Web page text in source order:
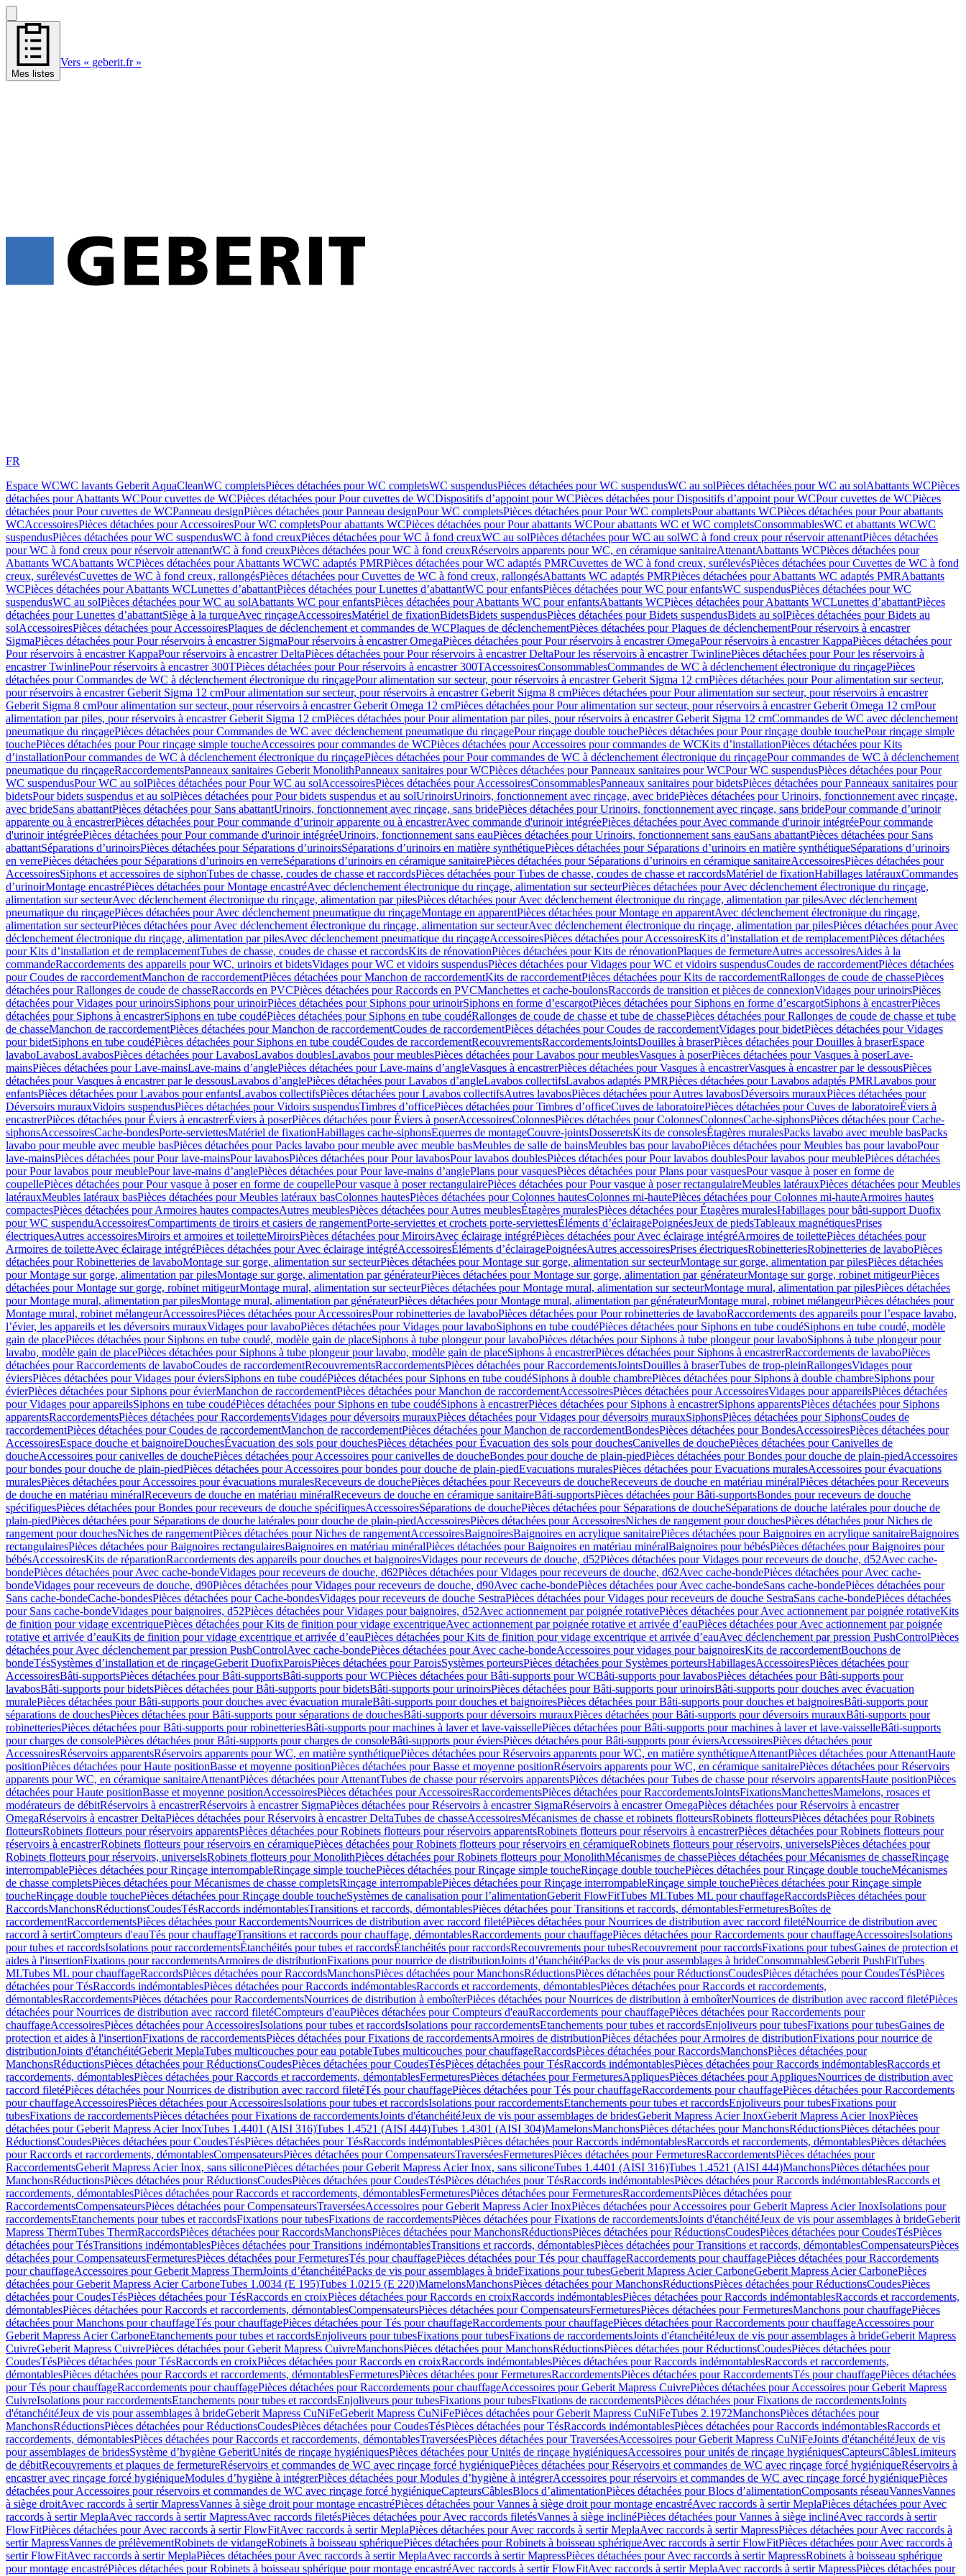
Mes listes
Vers « geberit.fr »
FR
Espace WCWC lavants Geberit AquaCleanWC completsPièces détachées pour WC completsWC suspendusPièces détachées pour WC suspendusWC au solPièces détachées pour WC au solAbattants WCPièces
détachées pour Abattants WCPour cuvettes de WCPièces détachées pour Pour cuvettes de WCDispositifs d’appoint pour WCPièces détachées pour Dispositifs d’appoint pour WCPour cuvettes de WCPièces
détachées pour Pour cuvettes de WCPanneau designPièces détachées pour Panneau designPour WC completsPièces détachées pour Pour WC completsPour abattants WCPièces détachées pour Pour abattants
WCAccessoiresPièces détachées pour AccessoiresPour WC completsPour abattants WCPièces détachées pour Pour abattants WCPour abattants WC et WC completsConsommablesWC et abattants WCWC
suspendusPièces détachées pour WC suspendusWC à fond creuxPièces détachées pour WC à fond creuxWC au solPièces détachées pour WC au solWC à fond creux pour réservoir attenantPièces détachées
pour WC à fond creux pour réservoir attenantWC à fond creuxPièces détachées pour WC à fond creuxRéservoirs apparents pour WC, en céramique sanitaireAttenantAbattants WCPièces détachées pour
Abattants WCAbattants WCPièces détachées pour Abattants WCWC adaptés PMRPièces détachées pour WC adaptés PMRCuvettes de WC à fond creux, surélevésPièces détachées pour Cuvettes de WC à fond
creux, surélevésCuvettes de WC à fond creux, rallongésPièces détachées pour Cuvettes de WC à fond creux, rallongésAbattants WC adaptés PMRPièces détachées pour Abattants WC adaptés PMRAbattants
WCPièces détachées pour Abattants WCLunettes d’abattantPièces détachées pour Lunettes d’abattantWC pour enfantsPièces détachées pour WC pour enfantsWC suspendusPièces détachées pour WC
suspendusWC au solPièces détachées pour WC au solAbattants WC pour enfantsPièces détachées pour Abattants WC pour enfantsAbattants WCPièces détachées pour Abattants WCLunettes d’abattantPièces
détachées pour Lunettes d’abattantSiège à la turqueAvec rinçageAccessoiresMatériel de fixationBidetsBidets suspendusPièces détachées pour Bidets suspendusBidets au solPièces détachées pour Bidets au
solAccessoiresPièces détachées pour AccessoiresPlaques de déclenchement et commandes de WCPlaques de déclenchementPièces détachées pour Plaques de déclenchementPour réservoirs à encastrer
SigmaPièces détachées pour Pour réservoirs à encastrer SigmaPour réservoirs à encastrer OmegaPièces détachées pour Pour réservoirs à encastrer OmegaPour réservoirs à encastrer KappaPièces détachées pour
Pour réservoirs à encastrer KappaPour réservoirs à encastrer DeltaPièces détachées pour Pour réservoirs à encastrer DeltaPour les réservoirs à encastrer TwinlinePièces détachées pour Pour les réservoirs à
encastrer TwinlinePour réservoirs à encastrer 300TPièces détachées pour Pour réservoirs à encastrer 300TAccessoiresConsommablesCommandes de WC à déclenchement électronique du rinçagePièces
détachées pour Commandes de WC à déclenchement électronique du rinçagePour alimentation sur secteur, pour réservoirs à encastrer Geberit Sigma 12 cmPièces détachées pour Pour alimentation sur secteur,
pour réservoirs à encastrer Geberit Sigma 12 cmPour alimentation sur secteur, pour réservoirs à encastrer Geberit Sigma 8 cmPièces détachées pour Pour alimentation sur secteur, pour réservoirs à encastrer
Geberit Sigma 8 cmPour alimentation sur secteur, pour réservoirs à encastrer Geberit Omega 12 cmPièces détachées pour Pour alimentation sur secteur, pour réservoirs à encastrer Geberit Omega 12 cmPour
alimentation par piles, pour réservoirs à encastrer Geberit Sigma 12 cmPièces détachées pour Pour alimentation par piles, pour réservoirs à encastrer Geberit Sigma 12 cmCommandes de WC avec déclenchement
pneumatique du rinçagePièces détachées pour Commandes de WC avec déclenchement pneumatique du rinçagePour rinçage double touchePièces détachées pour Pour rinçage double touchePour rinçage simple
touchePièces détachées pour Pour rinçage simple toucheAccessoires pour commandes de WCPièces détachées pour Accessoires pour commandes de WCKits d’installationPièces détachées pour Kits
d’installationPour commandes de WC à déclenchement électronique du rinçagePièces détachées pour Pour commandes de WC à déclenchement électronique du rinçagePour commandes de WC à déclenchement
pneumatique du rinçageRaccordementsPanneaux sanitaires Geberit MonolithPanneaux sanitaires pour WCPièces détachées pour Panneaux sanitaires pour WCPour WC suspendusPièces détachées pour Pour
WC suspendusPour WC au solPièces détachées pour Pour WC au solAccessoiresPièces détachées pour AccessoiresConsommablesPanneaux sanitaires pour bidetsPièces détachées pour Panneaux sanitaires pour
bidetsPour bidets suspendus et au solPièces détachées pour Pour bidets suspendus et au solUrinoirsUrinoirs, fonctionnement avec rinçage, avec bridePièces détachées pour Urinoirs, fonctionnement avec rinçage,
avec brideSans abattantPièces détachées pour Sans abattantUrinoirs, fonctionnement avec rinçage, sans bridePièces détachées pour Urinoirs, fonctionnement avec rinçage, sans bridePour commande d’urinoir
apparente ou à encastrerPièces détachées pour Pour commande d’urinoir apparente ou à encastrerAvec commande d'urinoir intégréePièces détachées pour Avec commande d'urinoir intégréePour commande
d'urinoir intégréePièces détachées pour Pour commande d'urinoir intégréeUrinoirs, fonctionnement sans eauPièces détachées pour Urinoirs, fonctionnement sans eauSans abattantPièces détachées pour Sans
abattantSéparations d’urinoirsPièces détachées pour Séparations d’urinoirsSéparations d’urinoirs en matière synthétiquePièces détachées pour Séparations d’urinoirs en matière synthétiqueSéparations d’urinoirs
en verrePièces détachées pour Séparations d’urinoirs en verreSéparations d’urinoirs en céramique sanitairePièces détachées pour Séparations d’urinoirs en céramique sanitaireAccessoiresPièces détachées pour
AccessoiresSiphons et accessoires de siphonTubes de chasse, coudes de chasse et raccordsPièces détachées pour Tubes de chasse, coudes de chasse et raccordsMatériel de fixationHabillages latérauxCommandes
dʼurinoirMontage encastréPièces détachées pour Montage encastréAvec déclenchement électronique du rinçage, alimentation sur secteurPièces détachées pour Avec déclenchement électronique du rinçage,
alimentation sur secteurAvec déclenchement électronique du rinçage, alimentation par pilesPièces détachées pour Avec déclenchement électronique du rinçage, alimentation par pilesAvec déclenchement
pneumatique du rinçagePièces détachées pour Avec déclenchement pneumatique du rinçageMontage en apparentPièces détachées pour Montage en apparentAvec déclenchement électronique du rinçage,
alimentation sur secteurPièces détachées pour Avec déclenchement électronique du rinçage, alimentation sur secteurAvec déclenchement électronique du rinçage, alimentation par pilesPièces détachées pour Avec
déclenchement électronique du rinçage, alimentation par pilesAvec déclenchement pneumatique du rinçageAccessoiresPièces détachées pour AccessoiresKits d’installation et de remplacementPièces détachées
pour Kits d’installation et de remplacementTubes de chasse, coudes de chasse et raccordsKits de rénovationPièces détachées pour Kits de rénovationPlaques de fermetureAutres accessoiresAides à la
commandeRaccordements des appareils pour WC, urinoirs et bidetsVidages pour WC et vidoirs suspendusPièces détachées pour Vidages pour WC et vidoirs suspendusCoudes de raccordementPièces détachées
pour Coudes de raccordementManchon de raccordementPièces détachées pour Manchon de raccordementKits de raccordementPièces détachées pour Kits de raccordementRallonges de coude de chassePièces
détachées pour Rallonges de coude de chasseRaccords en PVCPièces détachées pour Raccords en PVCManchettes et cache-boulonsRaccords de transition et pièces de connexionVidages pour urinoirsPièces
détachées pour Vidages pour urinoirsSiphons pour urinoirPièces détachées pour Siphons pour urinoirSiphons en forme d’escargotPièces détachées pour Siphons en forme d’escargotSiphons à encastrerPièces
détachées pour Siphons à encastrerSiphons en tube coudéPièces détachées pour Siphons en tube coudéRallonges de coude de chasse et tube de chassePièces détachées pour Rallonges de coude de chasse et tube
de chasseManchon de raccordementPièces détachées pour Manchon de raccordementCoudes de raccordementPièces détachées pour Coudes de raccordementVidages pour bidetPièces détachées pour Vidages
pour bidetSiphons en tube coudéPièces détachées pour Siphons en tube coudéCoudes de raccordementRecouvrementsRaccordementsJointsDouilles à braserPièces détachées pour Douilles à braserEspace
lavaboLavabosLavabosPièces détachées pour LavabosLavabos doublesLavabos pour meublesPièces détachées pour Lavabos pour meublesVasques à poserPièces détachées pour Vasques à poserLave-
mainsPièces détachées pour Lave-mainsLave-mains d’anglePièces détachées pour Lave-mains d’angleVasques à encastrerPièces détachées pour Vasques à encastrerVasques à encastrer par le dessousPièces
détachées pour Vasques à encastrer par le dessousLavabos d’anglePièces détachées pour Lavabos d’angleLavabos collectifsLavabos adaptés PMRPièces détachées pour Lavabos adaptés PMRLavabos pour
enfantsPièces détachées pour Lavabos pour enfantsLavabos collectifsPièces détachées pour Lavabos collectifsAutres lavabosPièces détachées pour Autres lavabosDéversoirs murauxPièces détachées pour
Déversoirs murauxVidoirs suspendusPièces détachées pour Vidoirs suspendusTimbres dʼofficePièces détachées pour Timbres dʼofficeCuves de laboratoirePièces détachées pour Cuves de laboratoireÉviers à
encastrerPièces détachées pour Éviers à encastrerÉviers à poserPièces détachées pour Éviers à poserAccessoiresColonnesPièces détachées pour ColonnesColonnesCache-siphonsPièces détachées pour Cache-
siphonsAccessoiresCache-bondesPorte-serviettesMatériel de fixationHabillages cache-siphonsEquerres de montageCouvre-jointsDosseretsKits de consolesÉtagères muralesPacks lavabo avec meuble basPacks
lavabo pour meuble avec meuble basPièces détachées pour Packs lavabo pour meuble avec meuble basMeubles de salle de bainsMeubles bas pour lavaboPièces détachées pour Meubles bas pour lavaboPour
lave-mainsPièces détachées pour Pour lave-mainsPour lavabosPièces détachées pour Pour lavabosPour lavabos doublesPièces détachées pour Pour lavabos doublesPour lavabos pour meublePièces détachées
pour Pour lavabos pour meublePour lave-mains d’anglePièces détachées pour Pour lave-mains d’anglePlans pour vasquesPièces détachées pour Plans pour vasquesPour vasque à poser en forme de
coupellePièces détachées pour Pour vasque à poser en forme de coupellePour vasque à poser rectangulairePièces détachées pour Pour vasque à poser rectangulaireMeubles latérauxPièces détachées pour Meubles
latérauxMeubles latéraux basPièces détachées pour Meubles latéraux basColonnes hautesPièces détachées pour Colonnes hautesColonnes mi-hautePièces détachées pour Colonnes mi-hauteArmoires hautes
compactesPièces détachées pour Armoires hautes compactesAutres meublesPièces détachées pour Autres meublesÉtagères muralesPièces détachées pour Étagères muralesHabillages pour bâti-support Duofix
pour WC suspenduAccessoiresCompartiments de tiroirs et casiers de rangementPorte-serviettes et crochets porte-serviettesÉléments d’éclairagePoignéesJeux de piedsTableaux magnétiquesPrises
électriquesAutres accessoiresMiroirs et armoires et toiletteMiroirsPièces détachées pour MiroirsAvec éclairage intégréPièces détachées pour Avec éclairage intégréArmoires de toilettePièces détachées pour
Armoires de toiletteAvec éclairage intégréPièces détachées pour Avec éclairage intégréAccessoiresÉléments d’éclairagePoignéesAutres accessoiresPrises électriquesRobinetteriesRobinetteries de lavaboPièces
détachées pour Robinetteries de lavaboMontage sur gorge, alimentation sur secteurPièces détachées pour Montage sur gorge, alimentation sur secteurMontage sur gorge, alimentation par pilesPièces détachées
pour Montage sur gorge, alimentation par pilesMontage sur gorge, alimentation par générateurPièces détachées pour Montage sur gorge, alimentation par générateurMontage sur gorge, robinet mitigeurPièces
détachées pour Montage sur gorge, robinet mitigeurMontage mural, alimentation sur secteurPièces détachées pour Montage mural, alimentation sur secteurMontage mural, alimentation par pilesPièces détachées
pour Montage mural, alimentation par pilesMontage mural, alimentation par générateurPièces détachées pour Montage mural, alimentation par générateurMontage mural, robinet mélangeurPièces détachées pour
Montage mural, robinet mélangeurAccessoiresPièces détachées pour AccessoiresPour robinetteries de lavaboPièces détachées pour Pour robinetteries de lavaboRaccordements des appareils pour l’espace lavabo,
l’évier, les appareils et les déversoirs murauxVidages pour lavaboPièces détachées pour Vidages pour lavaboSiphons en tube coudéPièces détachées pour Siphons en tube coudéSiphons en tube coudé, modèle
gain de placePièces détachées pour Siphons en tube coudé, modèle gain de placeSiphons à tube plongeur pour lavaboPièces détachées pour Siphons à tube plongeur pour lavaboSiphons à tube plongeur pour
lavabo, modèle gain de placePièces détachées pour Siphons à tube plongeur pour lavabo, modèle gain de placeSiphons à encastrerPièces détachées pour Siphons à encastrerRaccordements de lavaboPièces
détachées pour Raccordements de lavaboCoudes de raccordementRecouvrementsRaccordementsPièces détachées pour RaccordementsJointsDouilles à braserTubes de trop-pleinRallongesVidages pour
éviersPièces détachées pour Vidages pour éviersSiphons en tube coudéPièces détachées pour Siphons en tube coudéSiphons à double chambrePièces détachées pour Siphons à double chambreSiphons pour
évierPièces détachées pour Siphons pour évierManchon de raccordementPièces détachées pour Manchon de raccordementAccessoiresPièces détachées pour AccessoiresVidages pour appareilsPièces détachées
pour Vidages pour appareilsSiphons en tube coudéPièces détachées pour Siphons en tube coudéSiphons à encastrerPièces détachées pour Siphons à encastrerSiphons apparentsPièces détachées pour Siphons
apparentsRaccordementsPièces détachées pour RaccordementsVidages pour déversoirs murauxPièces détachées pour Vidages pour déversoirs murauxSiphonsPièces détachées pour SiphonsCoudes de
raccordementPièces détachées pour Coudes de raccordementManchon de raccordementPièces détachées pour Manchon de raccordementBondesPièces détachées pour BondesAccessoiresPièces détachées pour
AccessoiresEspace douche et baignoireDouchesÉvacuation des sols pour douchesPièces détachées pour Évacuation des sols pour douchesCanivelles de douchePièces détachées pour Canivelles de
doucheAccessoires pour canivelles de douchePièces détachées pour Accessoires pour canivelles de doucheBondes pour douche de plain-piedPièces détachées pour Bondes pour douche de plain-piedAccessoires
pour bondes pour douche de plain-piedPièces détachées pour Accessoires pour bondes pour douche de plain-piedEvacuations muralesPièces détachées pour Evacuations muralesAccessoires pour évacuations
muralesPièces détachées pour Accessoires pour évacuations muralesReceveurs de douchePièces détachées pour Receveurs de doucheReceveurs de douche en matériau minéralPièces détachées pour Receveurs
de douche en matériau minéralReceveurs de douche en matériau minéralReceveurs de douche en céramique sanitaireBâti-supportsPièces détachées pour Bâti-supportsBondes pour receveurs de douche
spécifiquesPièces détachées pour Bondes pour receveurs de douche spécifiquesAccessoiresSéparations de douchePièces détachées pour Séparations de doucheSéparations de douche latérales pour douche de
plain-piedPièces détachées pour Séparations de douche latérales pour douche de plain-piedAccessoiresPièces détachées pour AccessoiresNiches de rangement pour douchesPièces détachées pour Niches de
rangement pour douchesNiches de rangementPièces détachées pour Niches de rangementAccessoiresBaignoiresBaignoires en acrylique sanitairePièces détachées pour Baignoires en acrylique sanitaireBaignoires
rectangulairesPièces détachées pour Baignoires rectangulairesBaignoires en matériau minéralPièces détachées pour Baignoires en matériau minéralBaignoires pour bébésPièces détachées pour Baignoires pour
bébésAccessoiresKits de réparationRaccordements des appareils pour douches et baignoiresVidages pour receveurs de douche, d52Pièces détachées pour Vidages pour receveurs de douche, d52Avec cache-
bondePièces détachées pour Avec cache-bondeVidages pour receveurs de douche, d62Pièces détachées pour Vidages pour receveurs de douche, d62Avec cache-bondePièces détachées pour Avec cache-
bondeVidages pour receveurs de douche, d90Pièces détachées pour Vidages pour receveurs de douche, d90Avec cache-bondePièces détachées pour Avec cache-bondeSans cache-bondePièces détachées pour
Sans cache-bondeCache-bondesPièces détachées pour Cache-bondesVidages pour receveurs de douche SestraPièces détachées pour Vidages pour receveurs de douche SestraSans cache-bondePièces détachées
pour Sans cache-bondeVidages pour baignoires, d52Pièces détachées pour Vidages pour baignoires, d52Avec actionnement par poignée rotativePièces détachées pour Avec actionnement par poignée rotativeKits
de finition pour vidage excentriquePièces détachées pour Kits de finition pour vidage excentriqueAvec actionnement par poignée rotative et arrivée d’eauPièces détachées pour Avec actionnement par poignée
rotative et arrivée d’eauKits de finition pour vidage excentrique et arrivée d’eauPièces détachées pour Kits de finition pour vidage excentrique et arrivée d’eauAvec déclenchement par pression PushControlPièces
détachées pour Avec déclenchement par pression PushControlAvec cache-bondePièces détachées pour Avec cache-bondeAccessoires pour vidages pour baignoiresKits de raccordementBouchons de
bondeTésSystèmes d’installation et de rinçageGeberit DuofixParoisPièces détachées pour ParoisSystèmes porteursPièces détachées pour Systèmes porteursHabillagesAccessoiresPièces détachées pour
AccessoiresBâti-supportsPièces détachées pour Bâti-supportsBâti-supports pour WCPièces détachées pour Bâti-supports pour WCBâti-supports pour lavabosPièces détachées pour Bâti-supports pour
lavabosBâti-supports pour bidetsPièces détachées pour Bâti-supports pour bidetsBâti-supports pour urinoirsPièces détachées pour Bâti-supports pour urinoirsBâti-supports pour douches avec évacuation
muralePièces détachées pour Bâti-supports pour douches avec évacuation muraleBâti-supports pour douches et baignoiresPièces détachées pour Bâti-supports pour douches et baignoiresBâti-supports pour
séparations de douchesPièces détachées pour Bâti-supports pour séparations de douchesBâti-supports pour déversoirs murauxPièces détachées pour Bâti-supports pour déversoirs murauxBâti-supports pour
robinetteriesPièces détachées pour Bâti-supports pour robinetteriesBâti-supports pour machines à laver et lave-vaissellePièces détachées pour Bâti-supports pour machines à laver et lave-vaisselleBâti-supports
pour charges de consolePièces détachées pour Bâti-supports pour charges de consoleBâti-supports pour éviersPièces détachées pour Bâti-supports pour éviersAccessoiresPièces détachées pour
AccessoiresRéservoirs apparentsRéservoirs apparents pour WC, en matière synthétiquePièces détachées pour Réservoirs apparents pour WC, en matière synthétiqueAttenantPièces détachées pour AttenantHaute
positionPièces détachées pour Haute positionBasse et moyenne positionPièces détachées pour Basse et moyenne positionRéservoirs apparents pour WC, en céramique sanitairePièces détachées pour Réservoirs
apparents pour WC, en céramique sanitaireAttenantPièces détachées pour AttenantTubes de chasse pour réservoirs apparentsPièces détachées pour Tubes de chasse pour réservoirs apparentsHaute positionPièces
détachées pour Haute positionBasse et moyenne positionAccessoiresPièces détachées pour AccessoiresRaccordementsPièces détachées pour RaccordementsJointsFixationsManchettesMamelons, rosaces et
modérateurs de débitRéservoirs à encastrerRéservoirs à encastrer SigmaPièces détachées pour Réservoirs à encastrer SigmaRéservoirs à encastrer OmegaPièces détachées pour Réservoirs à encastrer
OmegaRéservoirs à encastrer DeltaPièces détachées pour Réservoirs à encastrer DeltaTubes de chasseAccessoiresMécanismes de chasse et robinets flotteursRobinets flotteursPièces détachées pour Robinets
flotteursRobinets flotteurs pour réservoirs apparentsPièces détachées pour Robinets flotteurs pour réservoirs apparentsRobinets flotteurs pour réservoirs à encastrerPièces détachées pour Robinets flotteurs pour
réservoirs à encastrerRobinets flotteurs pour réservoirs en céramiquePièces détachées pour Robinets flotteurs pour réservoirs en céramiqueRobinets flotteurs pour réservoirs, universelsPièces détachées pour
Robinets flotteurs pour réservoirs, universelsRobinets flotteurs pour MonolithPièces détachées pour Robinets flotteurs pour MonolithMécanismes de chassePièces détachées pour Mécanismes de chasseRinçage
interrompablePièces détachées pour Rinçage interrompableRinçage simple touchePièces détachées pour Rinçage simple toucheRinçage double touchePièces détachées pour Rinçage double toucheMécanismes
de chasse completsPièces détachées pour Mécanismes de chasse completsRinçage interrompablePièces détachées pour Rinçage interrompableRinçage simple touchePièces détachées pour Rinçage simple
toucheRinçage double touchePièces détachées pour Rinçage double toucheSystèmes de canalisation pour l’alimentationGeberit FlowFitTubes MLTubes ML pour chauffageRaccordsPièces détachées pour
RaccordsManchonsRéductionsCoudesTésRaccords indémontablesTransitions et raccords, démontablesPièces détachées pour Transitions et raccords, démontablesFermeturesBoîtes de
raccordementRaccordementsPièces détachées pour RaccordementsNourrices de distribution avec raccord filetéPièces détachées pour Nourrices de distribution avec raccord filetéNourrice de distribution avec
raccord à sertirCompteurs d'eauTés pour chauffageTransitions et raccords pour chauffage, démontablesRaccordements pour chauffagePièces détachées pour Raccordements pour chauffageAccessoiresIsolations
pour tubes et raccordsIsolations pour raccordementsÉtanchéités pour tubes et raccordsÉtanchéités pour raccordsRecouvrements pour tubesRecouvrement pour raccordsFixations pour tubesGaines de protection et
aides à l'insertionFixations pour raccordementsArmoires de distributionFixations pour nourrice de distributionJoints d’étanchéitéPacks de vis pour assemblages à brideConsommablesGeberit PushFitTubes
MLTubes ML pour chauffageRaccordsPièces détachées pour RaccordsManchonsPièces détachées pour ManchonsRéductionsPièces détachées pour RéductionsCoudesPièces détachées pour CoudesTésPièces
détachées pour TésRaccords indémontablesPièces détachées pour Raccords indémontablesRaccords et raccordements, démontablesPièces détachées pour Raccords et raccordements,
démontablesRaccordementsPièces détachées pour RaccordementsNourrices de distribution à emboîterPièces détachées pour Nourrices de distribution à emboîterNourrices de distribution avec raccord filetéPièces
détachées pour Nourrices de distribution avec raccord filetéCompteurs d'eauPièces détachées pour Compteurs d'eauRaccordements pour chauffagePièces détachées pour Raccordements pour
chauffageAccessoiresPièces détachées pour AccessoiresIsolations pour tubes et raccordsIsolations pour raccordementsEtanchements pour tubes et raccordsEnjoliveurs pour tubesFixations pour tubesGaines de
protection et aides à l'insertionFixations de raccordementsPièces détachées pour Fixations de raccordementsArmoires de distributionPièces détachées pour Armoires de distributionFixations pour nourrice de
distributionJoints d'étanchéitéGeberit MeplaTubes multicouches pour eau potableTubes multicouches pour chauffageRaccordsPièces détachées pour RaccordsManchonsPièces détachées pour
ManchonsRéductionsPièces détachées pour RéductionsCoudesPièces détachées pour CoudesTésPièces détachées pour TésRaccords indémontablesPièces détachées pour Raccords indémontablesRaccords et
raccordements, démontablesPièces détachées pour Raccords et raccordements, démontablesFermeturesPièces détachées pour FermeturesAppliquesPièces détachées pour AppliquesNourrices de distribution avec
raccord filetéPièces détachées pour Nourrices de distribution avec raccord filetéTés pour chauffagePièces détachées pour Tés pour chauffageRaccordements pour chauffagePièces détachées pour Raccordements
pour chauffageAccessoiresPièces détachées pour AccessoiresIsolations pour tubes et raccordsIsolations pour raccordementsEtanchements pour tubes et raccordsEnjoliveurs pour tubesFixations pour
tubesFixations de raccordementsPièces détachées pour Fixations de raccordementsJoints d'étanchéitéJeux de vis pour assemblages de bridesGeberit Mapress Acier InoxGeberit Mapress Acier InoxPièces
détachées pour Geberit Mapress Acier InoxTubes 1.4401 (AISI 316)Tubes 1.4521 (AISI 444)Tubes 1.4301 (AISI 304)MamelonsManchonsPièces détachées pour ManchonsRéductionsPièces détachées pour
RéductionsCoudesPièces détachées pour CoudesTésPièces détachées pour TésRaccords indémontablesPièces détachées pour Raccords indémontablesRaccords et raccordements, démontablesPièces détachées
pour Raccords et raccordements, démontablesCompensateursPièces détachées pour CompensateursTraverséesFermeturesPièces détachées pour FermeturesRaccordementsPièces détachées pour
RaccordementsGeberit Mapress Acier Inox, sans siliconePièces détachées pour Geberit Mapress Acier Inox, sans siliconeTubes 1.4401 (AISI 316)Tubes 1.4521 (AISI 444)ManchonsPièces détachées pour
ManchonsRéductionsPièces détachées pour RéductionsCoudesPièces détachées pour CoudesTésPièces détachées pour TésRaccords indémontablesPièces détachées pour Raccords indémontablesRaccords et
raccordements, démontablesPièces détachées pour Raccords et raccordements, démontablesFermeturesPièces détachées pour FermeturesRaccordementsPièces détachées pour
RaccordementsCompensateursPièces détachées pour CompensateursTraverséesAccessoires pour Geberit Mapress Acier InoxPièces détachées pour Accessoires pour Geberit Mapress Acier InoxIsolations pour
raccordementsEtanchements pour tubes et raccordsFixations pour tubesFixations de raccordementsPièces détachées pour Fixations de raccordementsJoints d'étanchéitéJeux de vis pour assemblages à brideGeberit
Mapress ThermTubes ThermRaccordsPièces détachées pour RaccordsManchonsPièces détachées pour ManchonsRéductionsPièces détachées pour RéductionsCoudesPièces détachées pour CoudesTésPièces
détachées pour TésTransitions indémontablesPièces détachées pour Transitions indémontablesTransitions et raccords, démontablesPièces détachées pour Transitions et raccords, démontablesCompensateursPièces
détachées pour CompensateursFermeturesPièces détachées pour FermeturesTés pour chauffagePièces détachées pour Tés pour chauffageRaccordements pour chauffagePièces détachées pour Raccordements
pour chauffageAccessoires pour Geberit Mapress ThermJoints d’étanchéitéPacks de vis pour assemblages à brideFixations pour tubesGeberit Mapress Acier CarboneGeberit Mapress Acier CarbonePièces
détachées pour Geberit Mapress Acier CarboneTubes 1.0034 (E 195)Tubes 1.0215 (E 220)MamelonsManchonsPièces détachées pour ManchonsRéductionsPièces détachées pour RéductionsCoudesPièces
détachées pour CoudesTésPièces détachées pour TésRaccords en croixPièces détachées pour Raccords en croixRaccords indémontablesPièces détachées pour Raccords indémontablesRaccords et raccordements,
démontablesPièces détachées pour Raccords et raccordements, démontablesCompensateursPièces détachées pour CompensateursFermeturesPièces détachées pour FermeturesManchons pour chauffagePièces
détachées pour Manchons pour chauffageTés pour chauffagePièces détachées pour Tés pour chauffageRaccordements pour chauffagePièces détachées pour Raccordements pour chauffageAccessoires pour
Geberit Mapress Acier CarboneEtanchements pour tubes et raccordsEnjoliveurs pour tubesFixations pour tubesFixations de raccordementsJoints d'étanchéitéJeux de vis pour assemblages à brideGeberit Mapress
CuivreGeberit Mapress CuivrePièces détachées pour Geberit Mapress CuivreManchonsPièces détachées pour ManchonsRéductionsPièces détachées pour RéductionsCoudesPièces détachées pour
CoudesTésPièces détachées pour TésRaccords en croixPièces détachées pour Raccords en croixRaccords indémontablesPièces détachées pour Raccords indémontablesRaccords et raccordements,
démontablesPièces détachées pour Raccords et raccordements, démontablesFermeturesPièces détachées pour FermeturesRaccordementsPièces détachées pour RaccordementsTés pour chauffagePièces détachées
pour Tés pour chauffageRaccordements pour chauffagePièces détachées pour Raccordements pour chauffageAccessoires pour Geberit Mapress CuivrePièces détachées pour Accessoires pour Geberit Mapress
CuivreIsolations pour raccordementsEtanchements pour tubes et raccordsEnjoliveurs pour tubesFixations pour tubesFixations de raccordementsPièces détachées pour Fixations de raccordementsJoints
d'étanchéitéJeux de vis pour assemblages à brideGeberit Mapress CuNiFeGeberit Mapress CuNiFePièces détachées pour Geberit Mapress CuNiFeTubes 2.1972ManchonsPièces détachées pour
ManchonsRéductionsPièces détachées pour RéductionsCoudesPièces détachées pour CoudesTésPièces détachées pour TésRaccords indémontablesPièces détachées pour Raccords indémontablesRaccords et
raccordements, démontablesPièces détachées pour Raccords et raccordements, démontablesTraverséesPièces détachées pour TraverséesAccessoires pour Geberit Mapress CuNiFeJoints d'étanchéitéJeux de vis
pour assemblages de bridesSystème d’hygiène GeberitUnités de rinçage hygiéniquesPièces détachées pour Unités de rinçage hygiéniquesAccessoires pour unités de rinçage hygiéniquesCapteursCâblesLimiteurs
de débitRecouvrements et plaques de fermetureRéservoirs et commandes de WC avec rinçage forcé hygiéniquePièces détachées pour Réservoirs et commandes de WC avec rinçage forcé hygiéniqueRéservoirs à
encastrer avec rinçage forcé hygiéniqueModules d’hygiène à intégrerPièces détachées pour Modules d’hygiène à intégrerAccessoires pour réservoirs et commandes de WC avec rinçage forcé hygiéniquePièces
détachées pour Accessoires pour réservoirs et commandes de WC avec rinçage forcé hygiéniqueCapteursCâblesBlocs d’alimentationPièces détachées pour Blocs d’alimentationComposants réseauVannesVannes
à siège droitAvec raccords à sertir MapressVannes à siège droit pour montage encastréPièces détachées pour Vannes à siège droit pour montage encastréAvec raccords à sertir MeplaPièces détachées pour Avec
raccords à sertir MeplaAvec raccords à sertir MapressAvec raccords filetésPièces détachées pour Avec raccords filetésVannes à siège inclinéPièces détachées pour Vannes à siège inclinéAvec raccords à sertir
FlowFitPièces détachées pour Avec raccords à sertir FlowFitAvec raccords à sertir MeplaPièces détachées pour Avec raccords à sertir MeplaAvec raccords à sertir MapressPièces détachées pour Avec raccords à
sertir MapressVannes de prélèvementRobinets de vidangeRobinets à boisseau sphériquePièces détachées pour Robinets à boisseau sphériqueAvec raccords à sertir FlowFitPièces détachées pour Avec raccords à
sertir FlowFitAvec raccords à sertir MeplaPièces détachées pour Avec raccords à sertir MeplaAvec raccords à sertir MapressPièces détachées pour Avec raccords à sertir MapressRobinets à boisseau sphérique
pour montage encastréPièces détachées pour Robinets à boisseau sphérique pour montage encastréAvec raccords à sertir FlowFitAvec raccords à sertir MeplaAvec raccords à sertir MapressPièces détachées pour